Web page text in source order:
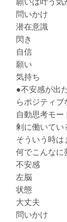
願いは叶う気
問いかけ
潜在意識
閃き
自信
願い
気持ち
●不安感が出
らポジティブ
自動思考モー
剰に働いてい
そういう時は
何でこんなに
不安感
左脳
状態
大丈夫
問いかけ